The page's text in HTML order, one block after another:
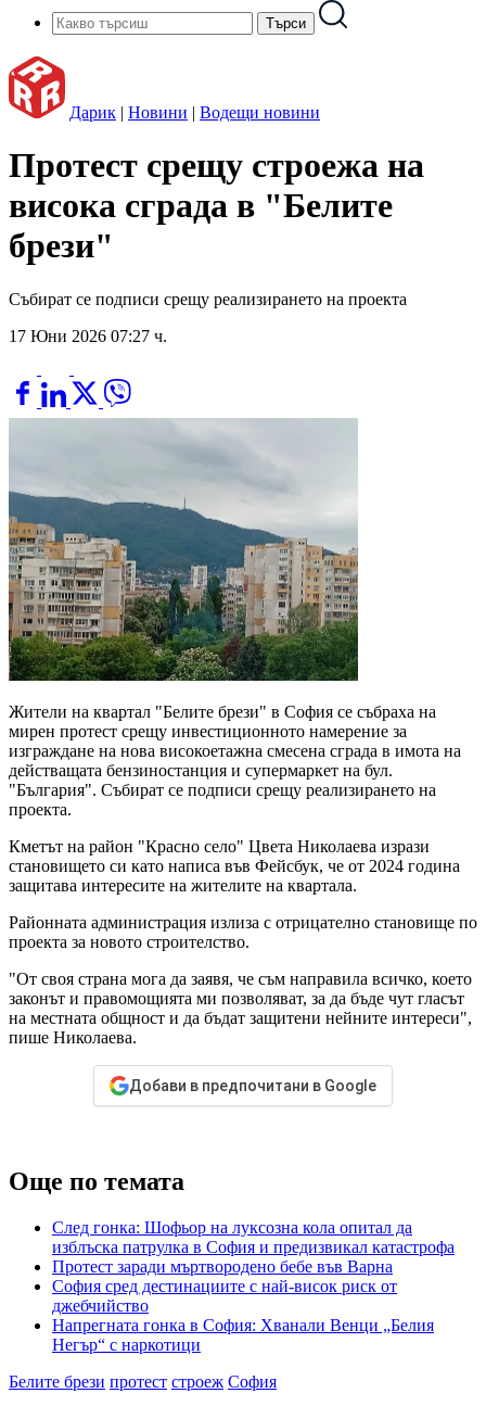
Дарик | Новини | Водещи новини
Протест срещу строежа на
висока сграда в "Белите
брези"
Събират се подписи срещу реализирането на проекта
17 Юни 2026 07:27 ч.
Жители на квартал "Белите брези" в София се събраха на
мирен протест срещу инвестиционното намерение за
изграждане на нова високоетажна смесена сграда в имота на
действащата бензиностанция и супермаркет на бул.
"България". Събират се подписи срещу реализирането на
проекта.
Кметът на район "Красно село" Цвета Николаева изрази
становището си като написа във Фейсбук, че от 2024 година
защитава интересите на жителите на квартала.
Районната администрация излиза с отрицателно становище по
проекта за новото строителство.
"От своя страна мога да заявя, че съм направила всичко, което
законът и правомощията ми позволяват, за да бъде чут гласът
на местната общност и да бъдат защитени нейните интереси",
пише Николаева.
Добави в предпочитани в Google
Още по темата
След гонка: Шофьор на луксозна кола опитал да
изблъска патрулка в София и предизвикал катастрофа
Протест заради мъртвородено бебе във Варна
София сред дестинациите с най-висок риск от
джебчийство
Напрегната гонка в София: Хванали Венци „Белия
Негър“ с наркотици
Белите брези протест строеж София